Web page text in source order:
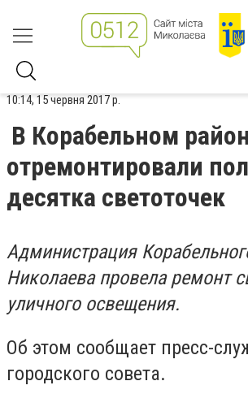
10:14, 15 червня 2017 р.
В Корабельном
отремонтировали
десятка светоточек
Администрация
Николаева провела ремонт
уличного освещения.
Об этом сообщает пресс-
городского совета.